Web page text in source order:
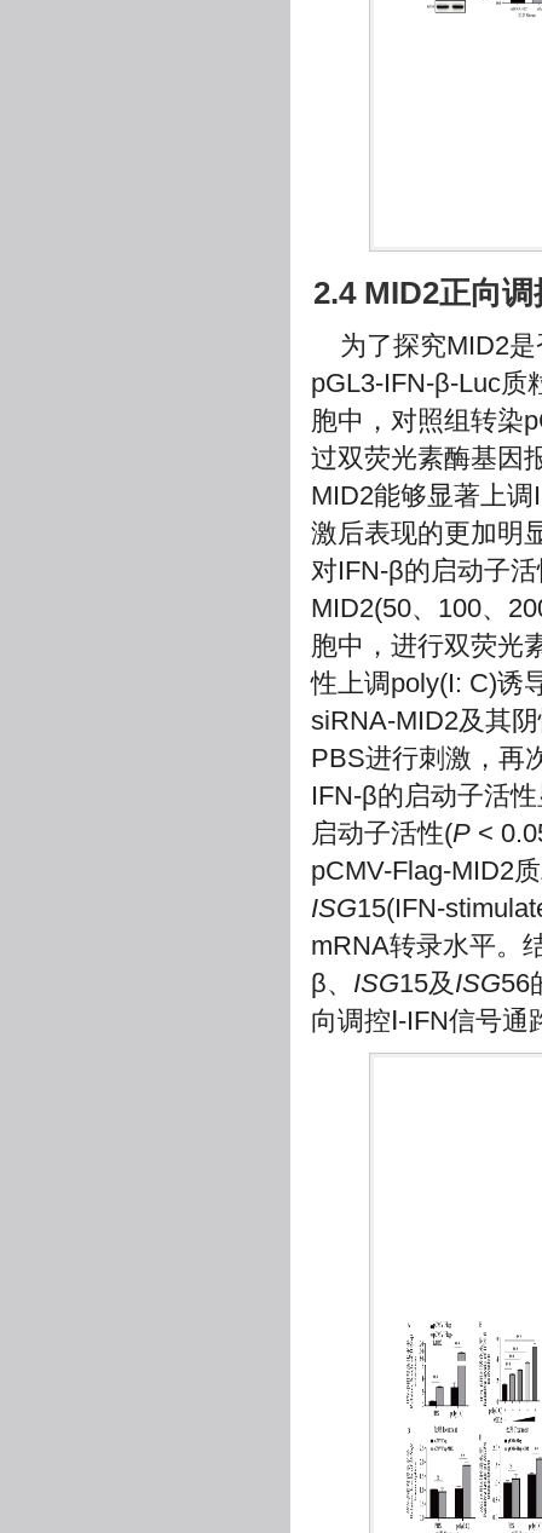
2.4 MID2正向
为了探究MID2
pGL3-IFN-β-Luc质
胞中，对照组转染
过双荧光素酶基因
MID2能够显著上
激后表现的更加明
对IFN-β的启动子
MID2(50、100、
胞中，进行双荧光
性上调poly(I: C)诱
siRNA-MID2及其
PBS进行刺激，再
IFN-β的启动子活
启动子活性(P <
pCMV-Flag-MID2
ISG15(IFN-
mRNA转录水平。
β、 ISG15及 ISG56
向调控Ⅰ-IFN信号通